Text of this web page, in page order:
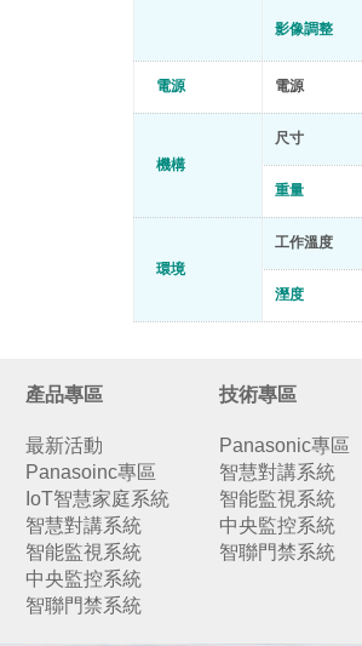
影像調整
電源 電源
機構
尺寸
重量
環境
工作溫度
溼度
產品專區
最新活動
Panasoinc專區
IoT智慧家庭系統
智慧對講系統
智能監視系統
中央監控系統
智聯門禁系統
技術專區
Panasonic專區
智慧對講系統
智能監視系統
中央監控系統
智聯門禁系統